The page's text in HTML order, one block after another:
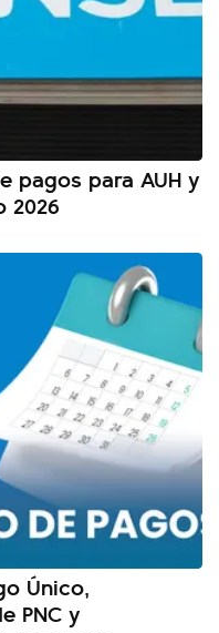
pagos para AUH y
2026
Único,
PNC y